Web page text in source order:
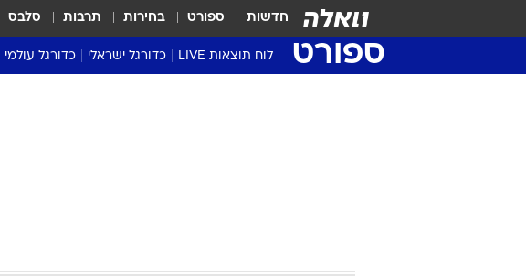
חדשות ספורט בחירות תרבות סלבס
ספורט לוח תוצאות LIVE כדורגל ישראלי כדורגל עולמי